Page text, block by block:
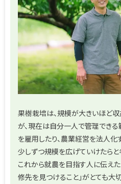
果樹栽培は、規模が大きいほど
が、現在は自分一人で管理でき
を雇用したり、農業経営を法人化
少しずつ規模を広げていけたらと
これから就農を目指す人に伝え
修先を見つけること」がとても大